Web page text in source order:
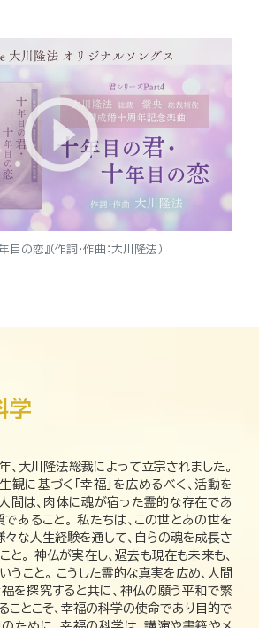
目の恋』（作詞・作曲：大川隆法）
大川隆法総裁によって立宗されました。
観に基づく「幸福」を広めるべく、活動を
間は、肉体に魂が宿った霊的な存在であ
であること。 私たちは、この世とあの世を
々な人生経験を通して、自らの魂を成長さ
と。 神仏が実在し、過去も現在も未来も、
うこと。 こうした霊的な真実を広め、人間
を探究すると共に、神仏の願う平和で繁
ことこそ、幸福の科学の使命であり目的で